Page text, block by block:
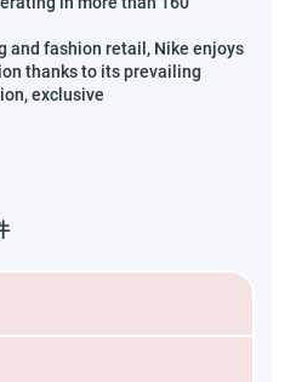
and fashion retail, Nike enjoys
thanks to its prevailing
exclusive